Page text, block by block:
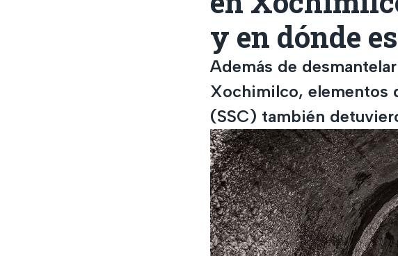
y en dónde
Además de
Xochimilco, elementos
(SSC) también